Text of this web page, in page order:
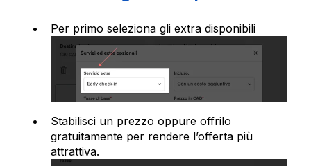
Per primo seleziona gli extra disponibili
Stabilisci un prezzo oppure offrilo
gratuitamente per rendere l’offerta più
attrattiva.